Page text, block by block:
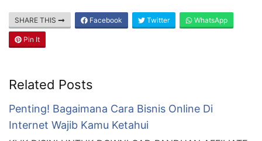
simak dua cara bisnis online yang bisa membuat kamu
tertawa terbahak-bahak! Jangan khawatir, meski
terdengar konyol, namun kedua cara ini cukup efektif
perut ini pegel ya! Cara Bisnis Online Pertama:
BelajarMaFiKi.com Hai, apa kabar para calon
pembisnis …